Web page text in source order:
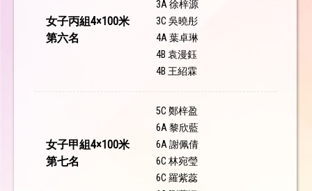
女子丙組4×100米
第六名
3A 徐梓源
3C 吳曉彤
4A 葉卓琳
4B 袁漫鈺
4B 王紹霖
女子甲組4×100米
第七名
5C 鄭梓盈
6A 黎欣藍
6A 謝佩倩
6C 林宛瑩
6C 羅紫蕊